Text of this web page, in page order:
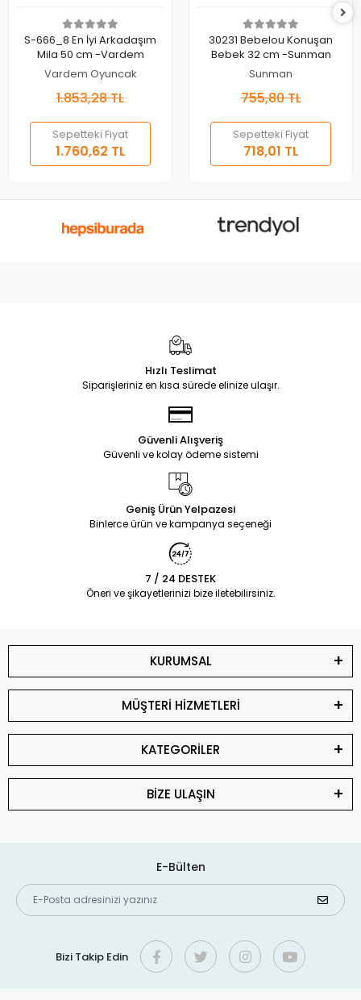
Sepete Ekle
S-666_8 En İyi Arkadaşım
Mila 50 cm -Vardem
Vardem Oyuncak
1.853,28 TL
Sepetteki Fiyat
1.760,62 TL
Sepete Ekle
30231 Bebelou Konuşan
Bebek 32 cm -Sunman
Sunman
755,80 TL
Sepetteki Fiyat
718,01 TL
Hızlı Teslimat
Siparişleriniz en kısa sürede elinize ulaşır.
Güvenli Alışveriş
Güvenli ve kolay ödeme sistemi
Geniş Ürün Yelpazesi
Binlerce ürün ve kampanya seçeneği
7 / 24 DESTEK
Öneri ve şikayetlerinizi bize iletebilirsiniz.
KURUMSAL
MÜŞTERİ HİZMETLERİ
KATEGORİLER
BİZE ULAŞIN
E-Bülten
Bizi Takip Edin